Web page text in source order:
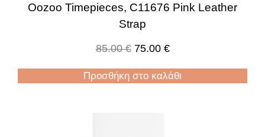
Oozoo Timepieces, C11676 Pink Leather
Strap
85.00€ 75.00 €
Προσθήκη στο καλάθι